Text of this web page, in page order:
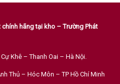
hãng tại kho – Trường Phát
Khê – Thanh Oai – Hà Nội.
Thủ – Hóc Môn – TP Hồ Chí Minh